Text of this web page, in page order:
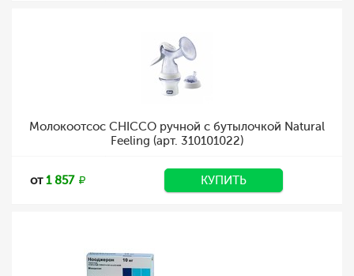
Молокоотсос CHICCO ручной с бутылочкой Natural
Feeling (арт. 310101022)
от1 857 КУПИТЬ